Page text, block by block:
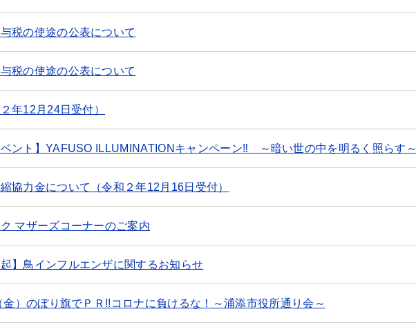
税の使途の公表について
税の使途の公表について
年12月24日受付）
ベント】YAFUSO ILLUMINATIONキャンペーン‼ ～暗い世の中を明るく照らす～
協力金について（令和２年12月16日受付）
マザーズコーナーのご案内
】鳥インフルエンザに関するお知らせ
金）のぼり旗でＰＲ!!コロナに負けるな！～浦添市役所通り会～